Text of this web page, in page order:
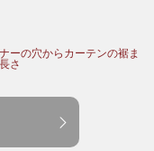
ーの穴からカーテンの裾ま
さ